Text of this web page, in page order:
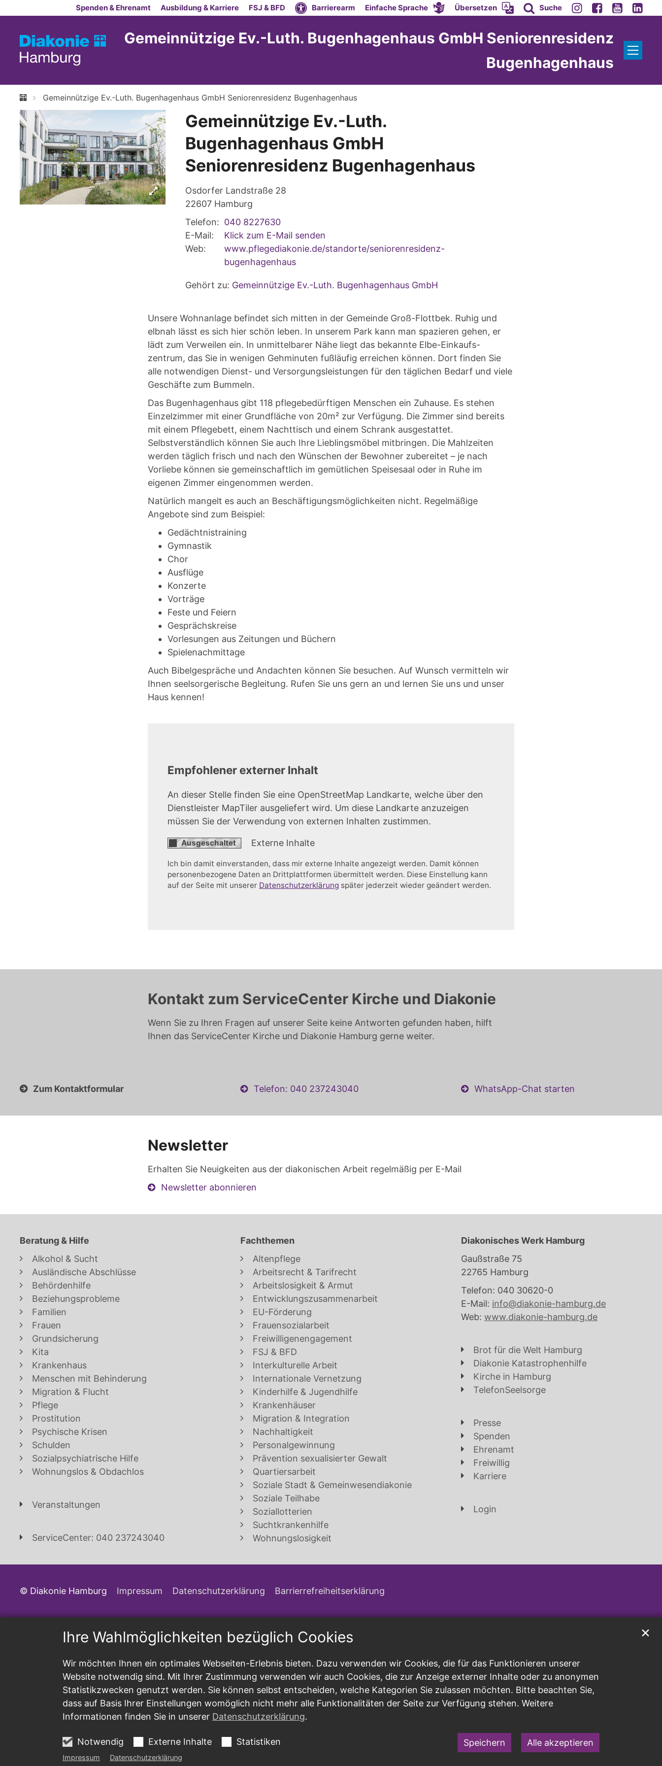
Ihre Wahlmöglichkeiten bezüglich Cookies
Wir möchten Ihnen ein optimales Webseiten-Erlebnis bieten. Dazu verwenden wir Cookies, die für das Funktionieren unserer
Website notwendig sind. Mit Ihrer Zustimmung verwenden wir auch Cookies, die zur Anzeige externer Inhalte oder zu anonymen
Statistikzwecken genutzt werden. Sie können selbst entscheiden, welche Kategorien Sie zulassen möchten. Bitte beachten Sie,
dass auf Basis Ihrer Einstellungen womöglich nicht mehr alle Funktionalitäten der Seite zur Verfügung stehen. Weitere
Informationen finden Sie in unserer Datenschutzerklärung.
Notwendig Externe Inhalte Statistiken Speichern Alle akzeptieren
✕
Impressum Datenschutzerklärung
Zum Inhalt springenSpenden & Ehrenamt Ausbildung & Karriere FSJ & BFD Barrierearm Einfache Sprache Übersetzen Suche
Gemeinnützige Ev.-Luth. Bugenhagenhaus GmbH Seniorenresidenz
Bugenhagenhaus
Gemeinnützige Ev.-Luth. Bugenhagenhaus GmbH Seniorenresidenz Bugenhagenhaus
Gemeinnützige Ev.-Luth.
Bugenhagenhaus GmbH
Seniorenresidenz Bugenhagenhaus
Osdorfer Landstraße 28
22607 Hamburg
Telefon: 040 8227630
E-Mail:
Klick zum E-Mail senden
Web:
www.pflegediakonie.de/standorte/seniorenresidenz-
bugenhagenhaus
Gehört zu: Gemeinnützige Ev.-Luth. Bugenhagenhaus GmbH
Unsere Wohnanlage befindet sich mitten in der Gemeinde Groß-Flottbek. Ruhig und
elbnah lässt es sich hier schön leben. In unserem Park kann man spazieren gehen, er
lädt zum Verweilen ein. In unmittelbarer Nähe liegt das bekannte Elbe-Einkaufs-
zentrum, das Sie in wenigen Gehminuten fußläufig erreichen können. Dort finden Sie
alle notwendigen Dienst- und Versorgungsleistungen für den täglichen Bedarf und viele
Geschäfte zum Bummeln.
Das Bugenhagenhaus gibt 118 pflegebedürftigen Menschen ein Zuhause. Es stehen
Einzelzimmer mit einer Grundfläche von 20m² zur Verfügung. Die Zimmer sind bereits
mit einem Pflegebett, einem Nachttisch und einem Schrank ausgestattet.
Selbstverständlich können Sie auch Ihre Lieblingsmöbel mitbringen. Die Mahlzeiten
werden täglich frisch und nach den Wünschen der Bewohner zubereitet – je nach
Vorliebe können sie gemeinschaftlich im gemütlichen Speisesaal oder in Ruhe im
eigenen Zimmer eingenommen werden.
Natürlich mangelt es auch an Beschäftigungsmöglichkeiten nicht. Regelmäßige
Angebote sind zum Beispiel:
Gedächtnistraining
Gymnastik
Chor
Ausflüge
Konzerte
Vorträge
Feste und Feiern
Gesprächskreise
Vorlesungen aus Zeitungen und Büchern
Spielenachmittage
Auch Bibelgespräche und Andachten können Sie besuchen. Auf Wunsch vermitteln wir
Ihnen seelsorgerische Begleitung. Rufen Sie uns gern an und lernen Sie uns und unser
Haus kennen!
Empfohlener externer Inhalt
An dieser Stelle finden Sie eine OpenStreetMap Landkarte, welche über den
Dienstleister MapTiler ausgeliefert wird. Um diese Landkarte anzuzeigen
müssen Sie der Verwendung von externen Inhalten zustimmen.
Externe Inhalte
Ich bin damit einverstanden, dass mir externe Inhalte angezeigt werden. Damit können
personenbezogene Daten an Drittplattformen übermittelt werden. Diese Einstellung kann
auf der Seite mit unserer Datenschutzerklärung später jederzeit wieder geändert werden.
Kontakt zum ServiceCenter Kirche und Diakonie
Wenn Sie zu Ihren Fragen auf unserer Seite keine Antworten gefunden haben, hilft
Ihnen das ServiceCenter Kirche und Diakonie Hamburg gerne weiter.
Zum Kontaktformular Telefon: 040 237243040 WhatsApp-Chat starten
Newsletter
Erhalten Sie Neuigkeiten aus der diakonischen Arbeit regelmäßig per E-Mail
Newsletter abonnieren
Beratung & Hilfe
Alkohol & Sucht
Ausländische Abschlüsse
Behördenhilfe
Beziehungsprobleme
Familien
Frauen
Grundsicherung
Kita
Krankenhaus
Menschen mit Behinderung
Migration & Flucht
Pflege
Prostitution
Psychische Krisen
Schulden
Sozialpsychiatrische Hilfe
Wohnungslos & Obdachlos
Veranstaltungen
ServiceCenter: 040 237243040
Fachthemen
Altenpflege
Arbeitsrecht & Tarifrecht
Arbeitslosigkeit & Armut
Entwicklungszusammenarbeit
EU-Förderung
Frauensozialarbeit
Freiwilligenengagement
FSJ & BFD
Interkulturelle Arbeit
Internationale Vernetzung
Kinderhilfe & Jugendhilfe
Krankenhäuser
Migration & Integration
Nachhaltigkeit
Personalgewinnung
Prävention sexualisierter Gewalt
Quartiersarbeit
Soziale Stadt & Gemeinwesendiakonie
Soziale Teilhabe
Soziallotterien
Suchtkrankenhilfe
Wohnungslosigkeit
Diakonisches Werk Hamburg
Gaußstraße 75
22765 Hamburg
Telefon: 040 30620-0
E-Mail: info@diakonie-hamburg.de
Web: www.diakonie-hamburg.de
Brot für die Welt Hamburg
Diakonie Katastrophenhilfe
Kirche in Hamburg
TelefonSeelsorge
Presse
Spenden
Ehrenamt
Freiwillig
Karriere
Login
© Diakonie Hamburg Impressum Datenschutzerklärung Barrierrefreiheitserklärung